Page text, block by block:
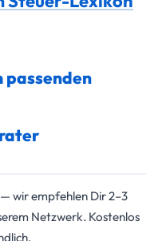
passenden
wir empfehlen Dir 2–3
Netzwerk. Kostenlos